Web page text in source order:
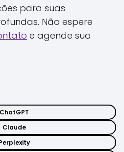
para suas
Não espere
e agende sua
ChatGPT
Claude